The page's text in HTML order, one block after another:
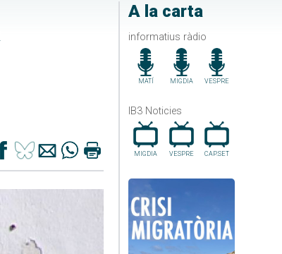
A la carta
informatius ràdio
MATÍ MIGDIA VESPRE
IB3 Noticies
MIGDIA VESPRE CAP.SET